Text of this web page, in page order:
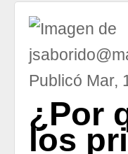
Publicó Mar,
¿Por
los